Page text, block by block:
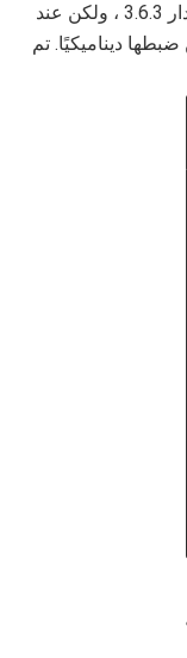
تم توفير وظيفة قفل جودة الفيديو في الإصدار 3.6.3 ، ولكن عند
ديناميكيًا. تم